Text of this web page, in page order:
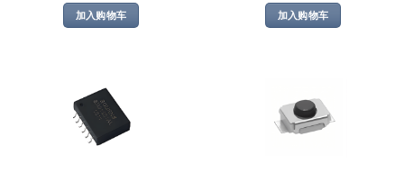
加入购物车 加入购物车